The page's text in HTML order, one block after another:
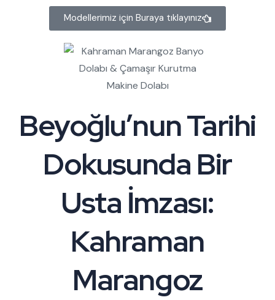
Modellerimiz için Buraya tıklayınız
Beyoğlu’nun Tarihi
Dokusunda Bir
Usta İmzası:
Kahraman
Marangoz